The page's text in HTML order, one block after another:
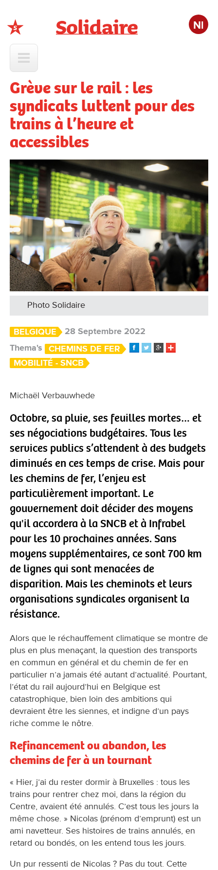
Nl
Grève sur le rail : les
syndicats luttent pour des
trains à l’heure et
accessibles
Photo Solidaire
BELGIQUE
28 Septembre 2022
Thema's
CHEMINS DE FER
MOBILITÉ - SNCB
Michaël Verbauwhede
Octobre, sa pluie, ses feuilles mortes… et
ses négociations budgétaires. Tous les
services publics s’attendent à des budgets
diminués en ces temps de crise. Mais pour
les chemins de fer, l’enjeu est
particulièrement important. Le
gouvernement doit décider des moyens
qu'il accordera à la SNCB et à Infrabel
pour les 10 prochaines années. Sans
moyens supplémentaires, ce sont 700 km
de lignes qui sont menacées de
disparition. Mais les cheminots et leurs
organisations syndicales organisent la
résistance.
Alors que le réchauffement climatique se montre de
plus en plus menaçant, la question des transports
en commun en général et du chemin de fer en
particulier n’a jamais été autant d’actualité. Pourtant,
l’état du rail aujourd’hui en Belgique est
catastrophique, bien loin des ambitions qui
devraient être les siennes, et indigne d’un pays
riche comme le nôtre.
Refinancement ou abandon, les
chemins de fer à un tournant
« Hier, j’ai du rester dormir à Bruxelles : tous les
trains pour rentrer chez moi, dans la région du
Centre, avaient été annulés. C’est tous les jours la
même chose. » Nicolas (prénom d’emprunt) est un
ami navetteur. Ses histoires de trains annulés, en
retard ou bondés, on les entend tous les jours.
Un pur ressenti de Nicolas ? Pas du tout. Cette